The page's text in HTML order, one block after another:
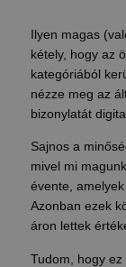
Ilyen magas
kétely, hogy az
kategóriából
nézze meg az
bizonylatát
Sajnos a
mivel mi
évente,
Azonban ezek
áron lettek
Tudom, hogy